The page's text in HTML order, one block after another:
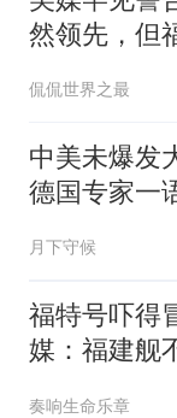
然领先，但
国航母终
侃侃世界之最
中美未爆发
德国专家一
月下守候
福特号吓得
媒：福建舰
终点，而
奏响生命乐章